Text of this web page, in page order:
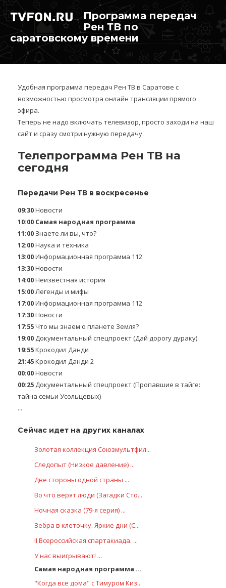
Программа передач
Рен ТВ по
саратовскому времени
Удобная программа передач Рен ТВ в Саратове с
возможностью просмотра онлайн трансляции прямого
эфира.
Теперь не надо включать телевизор, просто заходи на наш
сайт и сразу смотри нужную передачу.
Телепрограмма Рен ТВ на
сегодня
Передачи Рен ТВ в воскресенье
09:30Новости
10:00 Самая народная программа
11:00 Знаете ли вы, что?
12:00Наука и техника
13:00Информационная программа 112
13:30Новости
14:00Неизвестная история
15:00Легенды и мифы
17:00Информационная программа 112
17:30Новости
17:55Что мы знаем о планeте Зeмля?
19:00Документальный спецпроект (Дай дорогу дураку)
19:55Крокодил Данди
21:45Крокодил Данди 2
00:00Новости
00:25Документальный спецпроект (Пропавшие в тайге:
тайна семьи Усольцевых)
...
Сейчас идет на других каналах
Золотая коллекция Союзмультфил...
Следопыт (Низкое давление) ...
Две стороны одной страны ...
Во что верят люди (Загадки Сто...
Ночная сказка (79-я серия) ...
Зебра в клеточку. Яркие дни (С...
II Всероссийская спартакиада. ...
У нас выигрывают! ...
Самая народная программа ...
"Когда все дома" с Тимуром Киз...